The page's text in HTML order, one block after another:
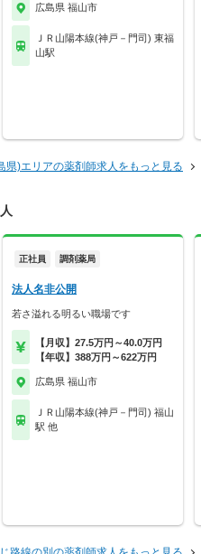
広島県 福山市
ＪＲ山陽本線(神戸－門司) 東福
山駅
県)エリアの薬剤師求人をもっと見る
正社員 調剤薬局
法人名非公開
若さ溢れる明るい職場です
【月収】27.5万円～40.0万円
【年収】388万円～622万円
広島県 福山市
ＪＲ山陽本線(神戸－門司) 福山
駅 他